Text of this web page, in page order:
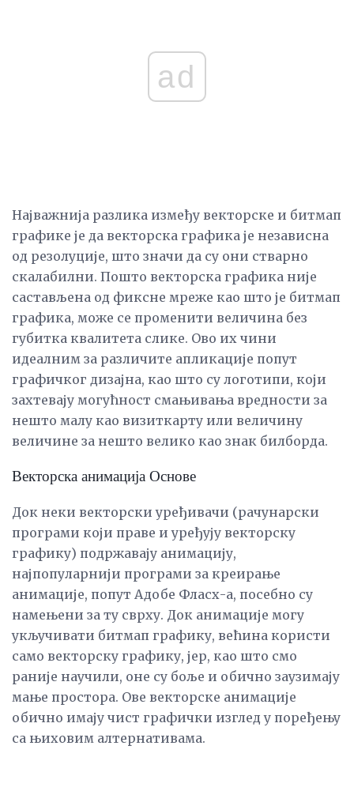
ad
Најважнија разлика између векторске и битмап
графике је да векторска графика је независна
од резолуције, што значи да су они стварно
скалабилни. Пошто векторска графика није
састављена од фиксне мреже као што је битмап
графика, може се променити величина без
губитка квалитета слике. Ово их чини
идеалним за различите апликације попут
графичког дизајна, као што су логотипи, који
захтевају могућност смањивања вредности за
нешто малу као визиткарту или величину
величине за нешто велико као знак билборда.
Векторска анимација Основе
Док неки векторски уређивачи (рачунарски
програми који праве и уређују векторску
графику) подржавају анимацију,
најпопуларнији програми за креирање
анимације, попут Адобе Фласх-а, посебно су
намењени за ту сврху. Док анимације могу
укључивати битмап графику, већина користи
само векторску графику, јер, као што смо
раније научили, оне су боље и обично заузимају
мање простора. Ове векторске анимације
обично имају чист графички изглед у поређењу
са њиховим алтернативама.